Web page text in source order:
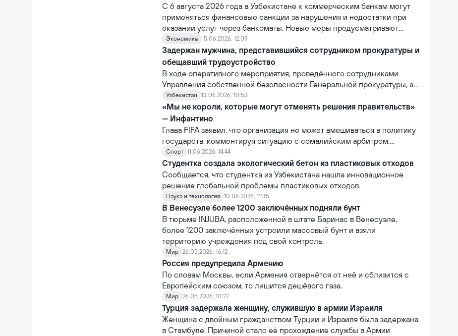
использования социальных сетей для лиц младше 16 лет.
С 6 августа 2026 года в Узбекистане к коммерческим банкам могут
применяться финансовые санкции за нарушения и недостатки при
оказании услуг через банкоматы. Новые меры предусматривают
ответственность банков за сбои в работе банкоматов и
ненадлежащее обслуживание клиентов при проведении операций
через устройства самообслуживания.
Экономика 15.06.2026, 12:09
Задержан мужчина, представившийся сотрудником прокуратуры и
обещавший трудоустройство
В ходе оперативного мероприятия, проведённого сотрудниками
Управления собственной безопасности Генеральной прокуратуры, а
также Управления Департамента по Кашкадарьинской области, был
задержан гражданин, подозреваемый в мошенничестве.
Узбекистан 13.06.2026, 10:53
«Мы не короли, которые могут отменять решения правительств»
— Инфантино
Глава FIFA заявил, что организация не может вмешиваться в политику
государств, комментируя ситуацию с сомалийским арбитром,
которому было отказано во въезде в США. По словам Инфантино, FIFA
не обладает полномочиями отменять или изменять решения
национальных правительств.
Спорт 11.06.2026, 14:44
Студентка создала экологический бетон из пластиковых отходов
Сообщается, что студентка из Узбекистана нашла инновационное
решение глобальной проблемы пластиковых отходов.
Наука и технология 10.06.2026, 11:35
В Венесуэле более 1200 заключённых подняли бунт
В тюрьме INJUBA, расположенной в штате Баринас в Венесуэле,
более 1200 заключённых устроили массовый бунт и взяли
территорию учреждения под свой контроль.
Мир 26.05.2026, 16:12
Россия предупредила Армению
По словам Москвы, если Армения отвернётся от неё и сблизится с
Европейским союзом, то лишится дешёвого газа.
Мир 26.05.2026, 10:27
Турция задержала женщину, служившую в армии Израиля
Женщина с двойным гражданством Турции и Израиля была задержана
в Стамбуле. Причиной стало её прохождение службы в Армии